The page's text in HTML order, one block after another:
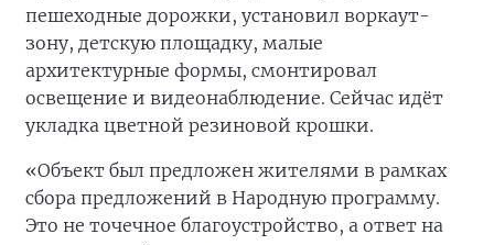
пешеходные дорожки, установил воркаут-
зону, детскую площадку, малые
архитектурные формы, смонтировал
освещение и видеонаблюдение. Сейчас идёт
укладка цветной резиновой крошки.
«Объект был предложен жителями в рамках
сбора предложений в Народную программу.
Это не точечное благоустройство, а ответ на